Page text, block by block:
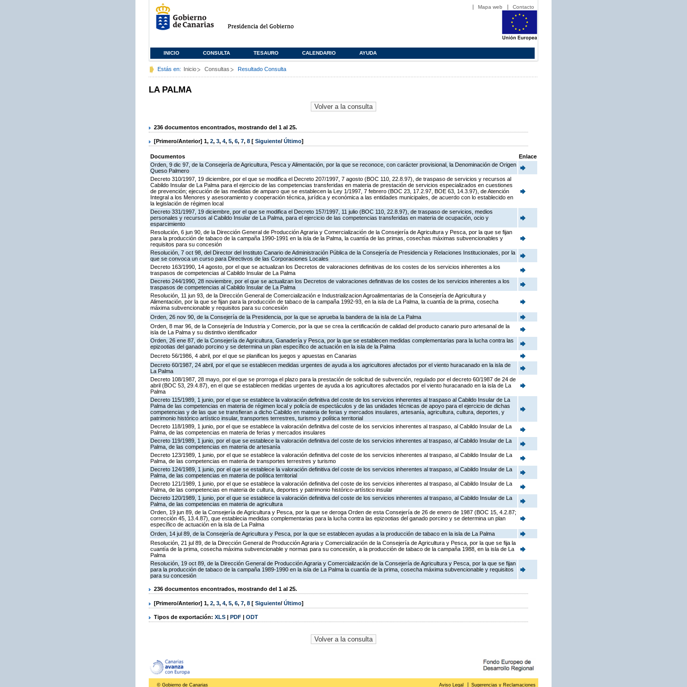
Mapa web Contacto
INICIO CONSULTA TESAURO CALENDARIO AYUDA
Estás en: Inicio Consultas Resultado Consulta
LA PALMA
236 documentos encontrados, mostrando del 1 al 25.
[Primero/Anterior] 1, 2, 3, 4, 5, 6, 7, 8 [ Siguiente/ Último]
Documentos
Enlace
Orden, 9 dic 97, de la Consejería de Agricultura, Pesca y Alimentación, por la que se reconoce, con carácter provisional, la Denominación de Origen
Queso Palmero
Decreto 310/1997, 19 diciembre, por el que se modifica el Decreto 207/1997, 7 agosto (BOC 110, 22.8.97), de traspaso de servicios y recursos al
Cabildo Insular de La Palma para el ejercicio de las competencias transferidas en materia de prestación de servicios especializados en cuestiones
de prevención; ejecución de las medidas de amparo que se establecen la Ley 1/1997, 7 febrero (BOC 23, 17.2.97, BOE 63, 14.3.97), de Atención
Integral a los Menores y asesoramiento y cooperación técnica, jurídica y económica a las entidades municipales, de acuerdo con lo establecido en
la legislación de régimen local
Decreto 331/1997, 19 diciembre, por el que se modifica el Decreto 157/1997, 11 julio (BOC 110, 22.8.97), de traspaso de servicios, medios
personales y recursos al Cabildo Insular de La Palma, para el ejercicio de las competencias transferidas en materia de ocupación, ocio y
esparcimiento
Resolución, 6 jun 90, de la Dirección General de Producción Agraria y Comercialización de la Consejería de Agricultura y Pesca, por la que se fijan
para la producción de tabaco de la campaña 1990-1991 en la isla de la Palma, la cuantía de las primas, cosechas máximas subvencionables y
requisitos para su concesión
Resolución, 7 oct 98, del Director del Instituto Canario de Administración Pública de la Consejería de Presidencia y Relaciones Institucionales, por la
que se convoca un curso para Directivos de las Corporaciones Locales
Decreto 163/1990, 14 agosto, por el que se actualizan los Decretos de valoraciones definitivas de los costes de los servicios inherentes a los
traspasos de competencias al Cabildo Insular de La Palma
Decreto 244/1990, 28 noviembre, por el que se actualizan los Decretos de valoraciones definitivas de los costes de los servicios inherentes a los
traspasos de competencias al Cabildo Insular de La Palma
Resolución, 11 jun 93, de la Dirección General de Comercialización e Industrializacion Agroalimentarias de la Consejería de Agricultura y
Alimentación, por la que se fijan para la producción de tabaco de la campaña 1992-93, en la isla de La Palma, la cuantía de la prima, cosecha
máxima subvencionable y requisitos para su concesión
Orden, 26 nov 90, de la Consejería de la Presidencia, por la que se aprueba la bandera de la isla de La Palma
Orden, 8 mar 96, de la Consejería de Industria y Comercio, por la que se crea la certificación de calidad del producto canario puro artesanal de la
isla de La Palma y su distintivo identificador
Orden, 26 ene 87, de la Consejería de Agricultura, Ganadería y Pesca, por la que se establecen medidas complementarias para la lucha contra las
epizootias del ganado porcino y se determina un plan específico de actuación en la isla de la Palma
Decreto 56/1986, 4 abril, por el que se planifican los juegos y apuestas en Canarias
Decreto 60/1987, 24 abril, por el que se establecen medidas urgentes de ayuda a los agricultores afectados por el viento huracanado en la isla de
La Palma
Decreto 108/1987, 28 mayo, por el que se prorroga el plazo para la prestación de solicitud de subvención, regulado por el decreto 60/1987 de 24 de
abril (BOC 53, 29.4.87), en el que se establecen medidas urgentes de ayuda a los agricultores afectados por el viento huracanado en la isla de La
Palma
Decreto 115/1989, 1 junio, por el que se establece la valoración definitiva del coste de los servicios inherentes al traspaso al Cabildo Insular de La
Palma de las competencias en materia de régimen local y policía de espectáculos y de las unidades técnicas de apoyo para el ejercicio de dichas
competencias y de las que se transfieran a dicho Cabildo en materia de ferias y mercados insulares, artesanía, agricultura, cultura, deportes, y
patrimonio histórico artístico insular, transportes terrestres, turismo y política territorial
Decreto 118/1989, 1 junio, por el que se establece la valoración definitiva del coste de los servicios inherentes al traspaso, al Cabildo Insular de La
Palma, de las competencias en materia de ferias y mercados insulares
Decreto 119/1989, 1 junio, por el que se establece la valoración definitiva del coste de los servicios inherentes al traspaso, al Cabildo Insular de La
Palma, de las competencias en materia de artesanía
Decreto 123/1989, 1 junio, por el que se establece la valoración definitiva del coste de los servicios inherentes al traspaso, al Cabildo Insular de La
Palma, de las competencias en materia de transportes terrestres y turismo
Decreto 124/1989, 1 junio, por el que se establece la valoración definitiva del coste de los servicios inherentes al traspaso, al Cabildo Insular de La
Palma, de las competencias en materia de política territorial
Decreto 121/1989, 1 junio, por el que se establece la valoración definitiva del coste de los servicios inherentes al traspaso, al Cabildo Insular de La
Palma, de las competencias en materia de cultura, deportes y patrimonio histórico-artístico insular
Decreto 120/1989, 1 junio, por el que se establece la valoración definitiva del coste de los servicios inherentes al traspaso, al Cabildo Insular de La
Palma, de las competencias en materia de agricultura
Orden, 19 jun 89, de la Consejería de Agricultura y Pesca, por la que se deroga Orden de esta Consejería de 26 de enero de 1987 (BOC 15, 4.2.87;
corrección 45, 13.4.87), que establecia medidas complementarias para la lucha contra las epizootias del ganado porcino y se determina un plan
específico de actuación en la isla de La Palma
Orden, 14 jul 89, de la Consejería de Agricultura y Pesca, por la que se establecen ayudas a la producción de tabaco en la isla de La Palma
Resolución, 21 jul 89, de la Dirección General de Producción Agraria y Comercialización de la Consejería de Agricultura y Pesca, por la que se fija la
cuantía de la prima, cosecha máxima subvencionable y normas para su concesión, a la producción de tabaco de la campaña 1988, en la isla de La
Palma
Resolución, 19 oct 89, de la Dirección General de Producción Agraria y Comercialización de la Consejería de Agricultura y Pesca, por la que se fijan
para la producción de tabaco de la campaña 1989-1990 en la isla de La Palma la cuantía de la prima, cosecha máxima subvencionable y requisitos
para su concesión
236 documentos encontrados, mostrando del 1 al 25.
[Primero/Anterior] 1, 2, 3, 4, 5, 6, 7, 8 [ Siguiente/ Último]
Tipos de exportación: XLS | PDF | ODT
© Gobierno de Canarias Aviso Legal Sugerencias y Reclamaciones